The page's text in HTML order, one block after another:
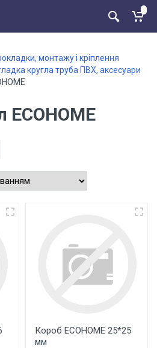
монтажу і кріплення
кругла труба ПВХ, аксесуари
ЕСОНОМЕ
Короб ЕСОНОМЕ 25*25
мм